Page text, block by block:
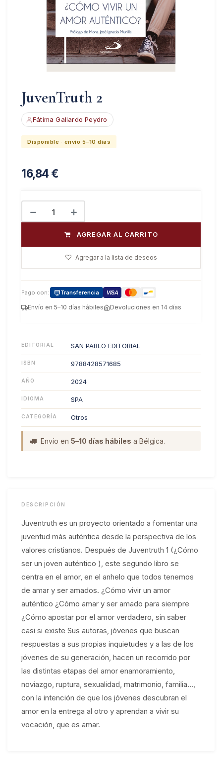
JuvenTruth 2
Fátima Gallardo Peydro
Disponible · envío 5–10 días
16,84 €
AGREGAR AL CARRITO
Agregar a la lista de deseos
Pago con: Transferencia VISA
Envío en 5–10 días hábiles Devoluciones en 14 días
EDITORIAL SAN PABLO EDITORIAL
ISBN 9788428571685
AÑO 2024
IDIOMA SPA
CATEGORÍA Otros
Envío en 5–10 días hábiles a Bélgica.
DESCRIPCIÓN
Juventruth es un proyecto orientado a fomentar una
juventud más auténtica desde la perspectiva de los
valores cristianos. Después de Juventruth 1 (¿Cómo
ser un joven auténtico ), este segundo libro se
centra en el amor, en el anhelo que todos tenemos
de amar y ser amados. ¿Cómo vivir un amor
auténtico ¿Cómo amar y ser amado para siempre
¿Cómo apostar por el amor verdadero, sin saber
casi si existe Sus autoras, jóvenes que buscan
respuestas a sus propias inquietudes y a las de los
jóvenes de su generación, hacen un recorrido por
las distintas etapas del amor enamoramiento,
noviazgo, ruptura, sexualidad, matrimonio, familia...,
con la intención de que los jóvenes descubran el
amor en la entrega al otro y aprendan a vivir su
vocación, que es amar.